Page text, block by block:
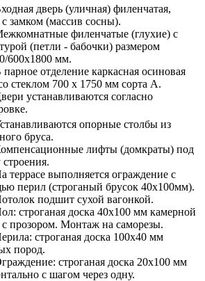
дверь (уличная) филенчатая,
с замком (массив сосны).
филенчатые (глухие) с
(петли - бабочки) размером
600х1800 мм.
отделение каркасная осиновая
стеклом 700 х 1750 мм сорта А.
устанавливаются согласно
опорные столбы из
бруса.
лифты (домкраты) под
строения.
террасе выполняется ограждение с
перил (строганый брусок 40х100мм).
подшит сухой вагонкой.
строганая доска 40х100 мм камерной
прозором. Монтаж на саморезы.
строганая доска 100х40 мм
пород.
строганая доска 20х100 мм
с шагом через одну.